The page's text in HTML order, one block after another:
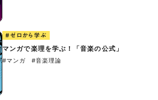
#ゼロから学ぶ
マンガで楽理を学ぶ！「音楽の公式」
#マンガ #音楽理論